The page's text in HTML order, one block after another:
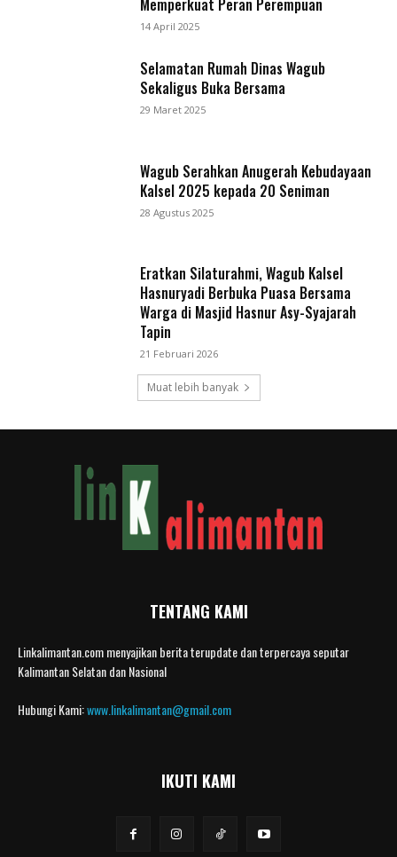
Memperkuat Peran Perempuan
14 April 2025
Selamatan Rumah Dinas Wagub
Sekaligus Buka Bersama
29 Maret 2025
Wagub Serahkan Anugerah Kebudayaan
Kalsel 2025 kepada 20 Seniman
28 Agustus 2025
Eratkan Silaturahmi, Wagub Kalsel
Hasnuryadi Berbuka Puasa Bersama
Warga di Masjid Hasnur Asy-Syajarah
Tapin
21 Februari 2026
Muat lebih banyak
TENTANG KAMI
Linkalimantan.com menyajikan berita terupdate dan terpercaya seputar
Kalimantan Selatan dan Nasional
Hubungi Kami:www.linkalimantan@gmail.com
IKUTI KAMI